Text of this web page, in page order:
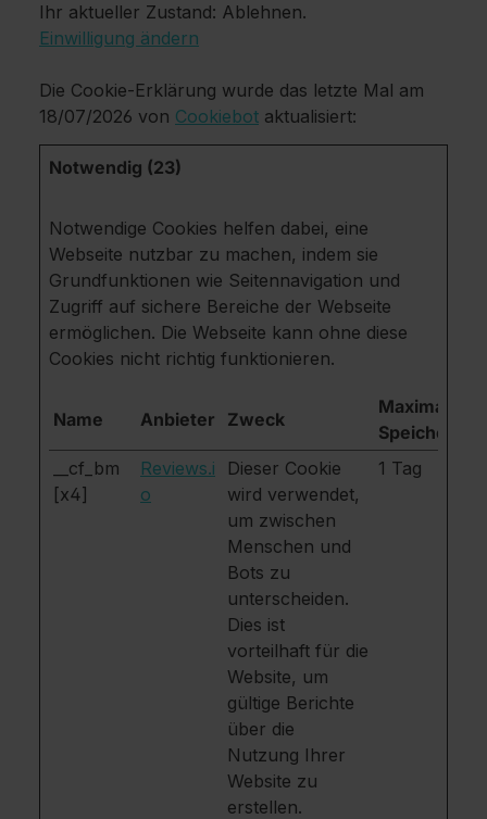
Ihr aktueller Zustand: Ablehnen.
Einwilligung ändern
Die Cookie-Erklärung wurde das letzte Mal am
18/07/2026 von Cookiebot aktualisiert:
Notwendig (23)
Notwendige Cookies helfen dabei, eine
Webseite nutzbar zu machen, indem sie
Grundfunktionen wie Seitennavigation und
Zugriff auf sichere Bereiche der Webseite
ermöglichen. Die Webseite kann ohne diese
Cookies nicht richtig funktionieren.
Name Anbieter Zweck
Maximale
__cf_bm
[x4]
Reviews.i
o
Dieser Cookie
wird verwendet,
um zwischen
Menschen und
Bots zu
unterscheiden.
Dies ist
vorteilhaft für die
Website, um
gültige Berichte
über die
Nutzung Ihrer
Website zu
erstellen.
1 Tag